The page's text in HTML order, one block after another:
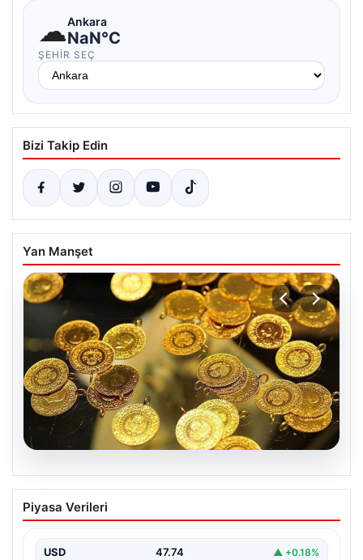
☁Ankara
NaN°C
ŞEHIR SEÇ
Bizi Takip Edin
Yan Manşet
07.08.2026
Altın fiyatları canlı 7 Nisan 2026: Altın
fiyatları bugün ne kadar oldu?
Piyasa Verileri
USD 47.74 ▲ +0.18%